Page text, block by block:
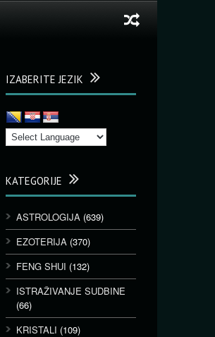
IZABERITE JEZIK
KATEGORIJE
ASTROLOGIJA (639)
EZOTERIJA (370)
FENG SHUI (132)
ISTRAŽIVANJE SUDBINE
(66)
KRISTALI (109)